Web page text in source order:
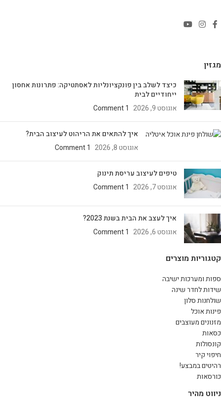
מגזין
כיצד לשלב בין פונקציונליות לאסתטיקה: פתרונות אחסון
ייחודיים לבית
אוגוסט 9, 2026
1 Comment
איך להתאים את הריהוט לעיצוב הבית?
אוגוסט 8, 2026
1 Comment
טיפים לעיצוב עריסת תינוק
אוגוסט 7, 2026
1 Comment
איך לעצב את הבית בשנת 2023?
אוגוסט 6, 2026
1 Comment
קטגוריות מוצרים
ספות ומערכות ישיבה
שידות לחדר שינה
שולחנות סלון
פינות אוכל
מזנונים מעוצבים
כסאות
קונסולות
חיפוי קיר
רהיטים במבצע!
כורסאות
ניווט מהיר